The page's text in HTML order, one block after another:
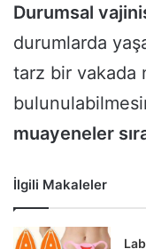
Durumsal
durumlarda
tarz bir vakada
muayeneler
İlgili Makaleler